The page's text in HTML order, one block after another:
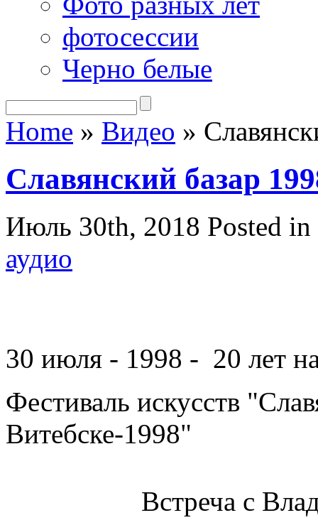
фотосессии
Черно белые
Home » Видео »
Славянский базар
Июль 30th, 2018 Posted in
аудио
30 июля - 1998 - 20 лет
Фестиваль искусств
Витебске-1998"
Встреча с